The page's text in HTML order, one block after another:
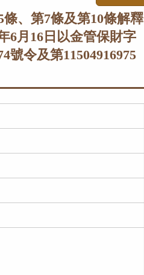
、第7條及第10條解釋
6月16日以金管保財字
號令及第11504916975